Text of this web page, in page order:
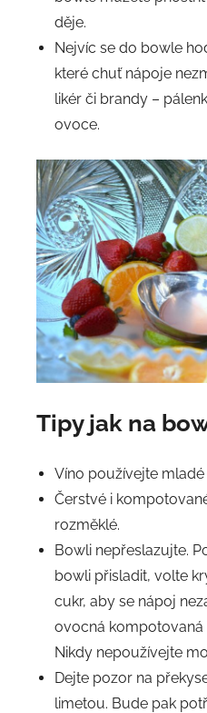
děje.
Nejvíc se do bowle
které chuť nápoje
likér či brandy –
ovoce.
Tipy jak na
Víno používejte mladé
Čerstvé i
rozměklé.
Bowli nepřeslazujte.
bowli přisladit, volte
cukr, aby se nápoj
ovocná kompotovaná
Nikdy nepoužívejte
Dejte pozor na
limetou. Bude pak